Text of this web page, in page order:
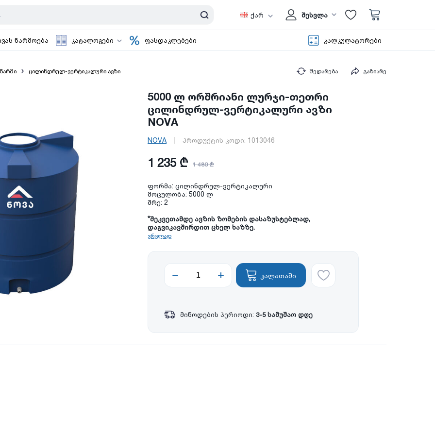
ქარ შესვლა
წარმოება კატალოგები ფასდაკლებები კალკულატორები
ცილინდრულ-ვერტიკალური ავზი შედარება გაზიარე
5000 ლ ორშრიანი ლურჯი-თეთრი
ცილინდრულ-ვერტიკალური ავზი
NOVA
NOVA პროდუქტის კოდი: 1013046
1 235 ₾ 1 480 ₾
ფორმა: ცილინდრულ-ვერტიკალური
მოცულობა: 5000 ლ
შრე: 2
*შეკვეთამდე ავზის ზომების დასაზუსტებლად,
დაგვიკავშირდით ცხელ ხაზზე.
ვრცლად
კალათაში
მიწოდების პერიოდი: 3-5 სამუშაო დღე